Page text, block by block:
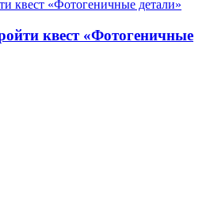
квест «Фотогеничные